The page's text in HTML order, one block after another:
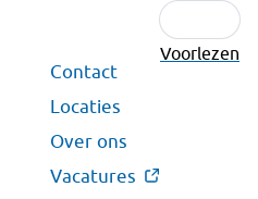
Voorlezen
Secundair
menu
Contact
Locaties
Over ons
Vacatures